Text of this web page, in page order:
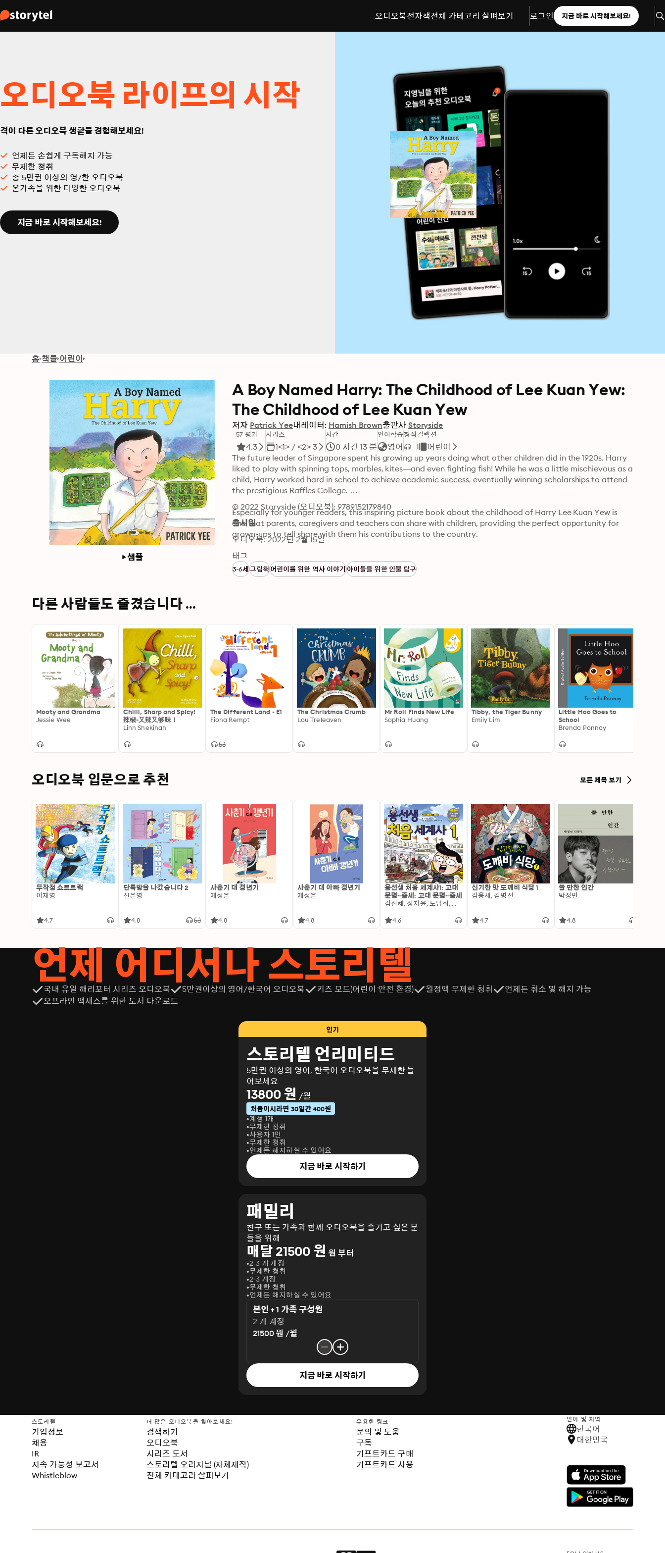
오디오북전자책전체 카테고리 살펴보기 로그인 지금 바로 시작해보세요!
오디오북 라이프의 시작
격이 다른 오디오북 생활을 경험해보세요!
언제든 손쉽게 구독해지 가능
무제한 청취
총 5만권 이상의 영/한 오디오북
온가족을 위한 다양한 오디오북
지금 바로 시작해보세요!
홈 책들 어린이
샘플
A Boy Named Harry: The Childhood of Lee Kuan Yew:
The Childhood of Lee Kuan Yew
저자 Patrick Yee내레이터: Hamish Brown출판사 Storyside
57 평가
4.3
시리즈
1<1> / <2> 3
시간
0 시간 13 분
언어학습
영어
형식 컬렉션
어린이
The future leader of Singapore spent his growing up years doing what other children did in the 1920s. Harry
liked to play with spinning tops, marbles, kites—and even fighting fish! While he was a little mischievous as a
child, Harry worked hard in school to achieve academic success, eventually winning scholarships to attend
the prestigious Raffles College.
Especially for younger readers, this inspiring picture book about the childhood of Harry Lee Kuan Yew is
one that parents, caregivers and teachers can share with children, providing the perfect opportunity for
grown-ups to tell share with them his contributions to the country.
© 2014 by Patrick Yee. Published in paper format in Singapore by Epigram Books, recorded by Storyside
2022.
© 2022 Storyside (오디오북): 9789152179840
출시일
오디오북: 2022년 2월 15일
태그
3-6세그림책어린이를 위한 역사 이야기아이들을 위한 인물 탐구
다른 사람들도 즐겼습니다 ...
Mooty and Grandma
Jessie Wee
Chilli, Sharp and Spicy!
辣椒-又辣又够味！
Linn Shekinah
The Different Land - E1
Fiona Rempt
The Christmas Crumb
Lou Treleaven
Mr Roll Finds New Life
Sophia Huang
Tibby, the Tiger Bunny
Emily Lim
Little Hoo Goes to
School
Brenda Ponnay
오디오북 입문으로 추천 모든 제목 보기
무작정 쇼트트랙
이재영
4.7
단톡방을 나갔습니다 2
신은영
4.8
사춘기 대 갱년기
제성은
4.8
사춘기 대 아빠 갱년기
제성은
4.8
용선생 처음 세계사1: 고대
문명~중세: 고대 문명~중세
김선혜, 정지윤, 노남희, 뭉선생, 윤효식, 이우일, 김선빈, 사회평론 역사연구소
4.6
신기한 맛 도깨비 식당 1
김용세, 김병선
4.7
쓸 만한 인간
박정민
4.8
언제 어디서나 스토리텔
국내 유일 해리포터 시리즈 오디오북 5만권이상의 영어/한국어 오디오북 키즈 모드(어린이 안전 환경) 월정액 무제한 청취
언제든 취소 및 해지 가능
오프라인 액세스를 위한 도서 다운로드
인기
스토리텔 언리미티드
5만권 이상의 영어, 한국어 오디오북을 무제한 들
어보세요
13800 원 /월
처음이시라면 30일간 400원
계정 1개
무제한 청취
사용자 1인
무제한 청취
언제든 해지하실 수 있어요
지금 바로 시작하기
패밀리
친구 또는 가족과 함께 오디오북을 즐기고 싶은 분
들을 위해
매달 21500 원 원 부터
2-3 개 계정
무제한 청취
2-3 계정
무제한 청취
언제든 해지하실 수 있어요
본인 + 1 가족 구성원
2 개 계정
21500 원 /월
지금 바로 시작하기
스토리텔
기업정보
채용
IR
지속 가능성 보고서
Whistleblow
더 많은 오디오북을 찾아보세요!
검색하기
오디오북
시리즈 도서
스토리텔 오리지널 (자체제작)
전체 카테고리 살펴보기
유용한 링크
문의 및 도움
구독
기프트카드 구매
기프트카드 사용
언어 및 지역
한국어
대한민국